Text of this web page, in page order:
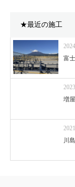
★最近の施工
富
増
川